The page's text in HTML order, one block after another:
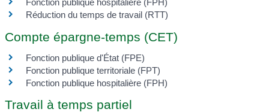
Fonction publique hospitalière (FPH)
Réduction du temps de travail (RTT)
Compte épargne-temps (CET)
Fonction publique d'État (FPE)
Fonction publique territoriale (FPT)
Fonction publique hospitalière (FPH)
Travail à temps partiel